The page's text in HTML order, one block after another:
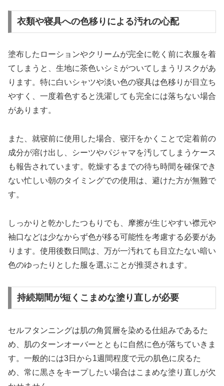
衣類や寝具への色移りによる汚れの心配
塗布したローションやクリームが完全に乾く前に衣服を着
てしまうと、生地に茶色いシミがついてしまうリスクがあ
ります。特に白いシャツや淡い色の寝具は色移りが目立ち
やすく、一度着色すると洗濯しても完全には落ちない場合
があります。
また、就寝前に使用した場合、寝汗をかくことで定着前の
成分が溶け出し、シーツやパジャマを汚してしまうケース
も報告されています。乾燥するまでの待ち時間を確保でき
ない忙しい朝のタイミングでの使用は、避けた方が無難で
す。
しっかりと乾かしたつもりでも、摩擦が生じやすい襟元や
袖口などは少なからず色が移る可能性を考慮する必要があ
ります。使用後数日間は、万が一汚れても目立たない暗い
色のゆったりとした服を選ぶことが推奨されます。
持続期間が短くこまめな塗り直しが必要
セルフタンニングは肌の角質層を染める仕組みであるた
め、肌のターンオーバーとともに自然に色が落ちていきま
す。一般的には3日から1週間程度で元の肌色に戻るた
め、常に黒さをキープしたい場合はこまめな塗り直しが欠